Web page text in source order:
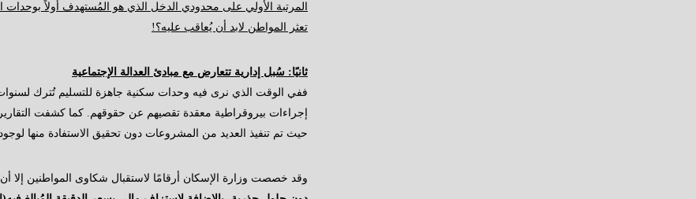
المرتبة الأولي على محدودي الدخل الذي هو المُستهدف أولاً بوحدات
تعثر المواطن لابد أن يُعاقب عليه؟!
ثانيًا: سُبل إدارية تتعارض مع مبادئ العدالة الإجتماعية
ففي الوقت الذي نرى فيه وحدات سكنية جاهزة للتسليم تُترك
إجراءات بيروقراطية معقدة تقصيهم عن حقوقهم. كما كشفت
حيث تم تنفيذ العديد من المشروعات دون تحقيق الاستفادة منها
وقد خصصت وزارة الإسكان أرقامًا لاستقبال شكاوى المواطنين إلا أن